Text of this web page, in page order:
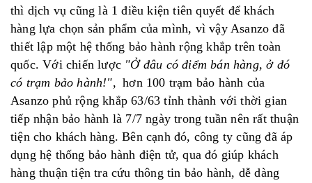
thì dịch vụ cũng là 1 điều kiện tiên quyết để khách
hàng lựa chọn sản phẩm của mình, vì vậy Asanzo đã
thiết lập một hệ thống bảo hành rộng khắp trên toàn
quốc. Với chiến lược "Ở đâu có điểm bán hàng, ở đó
có trạm bảo hành!", hơn 100 trạm bảo hành của
Asanzo phủ rộng khắp 63/63 tỉnh thành với thời gian
tiếp nhận bảo hành là 7/7 ngày trong tuần nên rất thuận
tiện cho khách hàng. Bên cạnh đó, công ty cũng đã áp
dụng hệ thống bảo hành điện tử, qua đó giúp khách
hàng thuận tiện tra cứu thông tin bảo hành, dễ dàng